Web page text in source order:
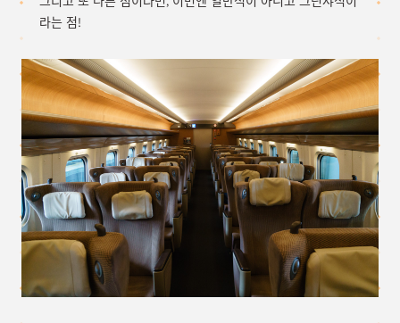
라는 점!